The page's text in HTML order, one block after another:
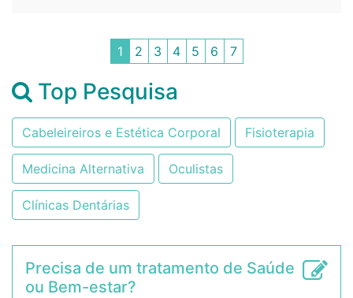
1 2 3 4 5 6 7
Top Pesquisa
Cabeleireiros e Estética Corporal Fisioterapia
Medicina Alternativa Oculistas
Clínicas Dentárias
Precisa de um tratamento de Saúde
ou Bem-estar?